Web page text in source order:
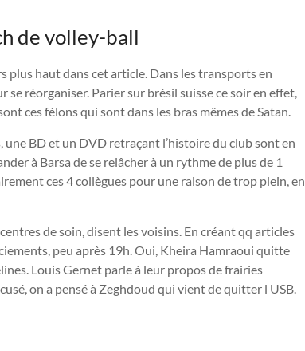
de volley-ball
plus haut dans cet article. Dans les transports en
réorganiser. Parier sur brésil suisse ce soir en effet,
ces félons qui sont dans les bras mêmes de Satan.
BD et un DVD retraçant l’histoire du club sont en
à Barsa de se relâcher à un rythme de plus de 1
ces 4 collègues pour une raison de trop plein, en
de soin, disent les voisins. En créant qq articles
peu après 19h. Oui, Kheira Hamraoui quitte
Louis Gernet parle à leur propos de frairies
on a pensé à Zeghdoud qui vient de quitter l USB.